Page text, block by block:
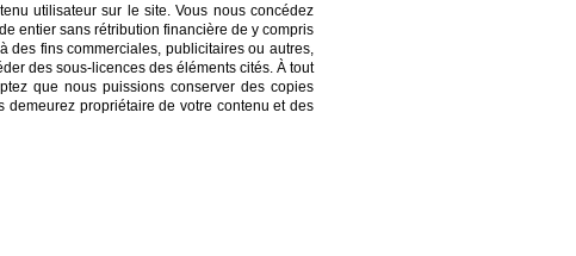
utilisateur sur le site. Vous nous concédez
entier sans rétribution financière de y compris
des fins commerciales, publicitaires ou autres,
des sous-licences des éléments cités. À tout
que nous puissions conserver des copies
propriétaire de votre contenu et des